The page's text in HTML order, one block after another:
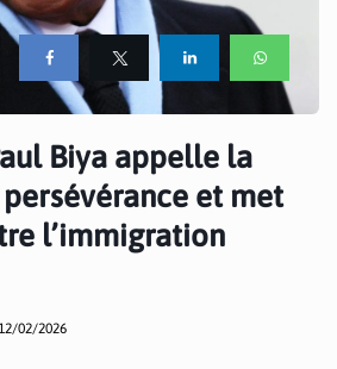
Biya appelle la
et met
l’immigration
02/2026